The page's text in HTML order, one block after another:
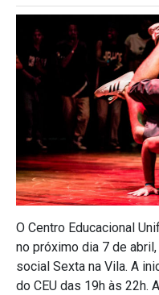
O Centro Educacional
no próximo dia 7 de
social Sexta na Vila. A
do CEU das 19h às 22h.